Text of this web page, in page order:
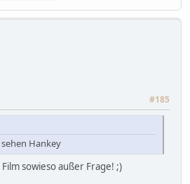
#185
Hankey
sowieso außer Frage! ;)